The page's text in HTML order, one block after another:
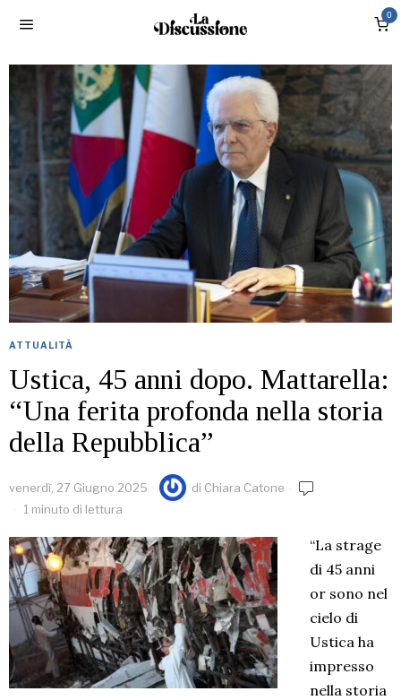
0
ATTUALITÀ
Ustica, 45 anni dopo. Mattarella:
“Una ferita profonda nella storia
della Repubblica”
venerdì, 27 Giugno 2025 di Chiara Catone
1 minuto di lettura
“La strage
di 45 anni
or sono nel
cielo di
Ustica ha
impresso
nella storia